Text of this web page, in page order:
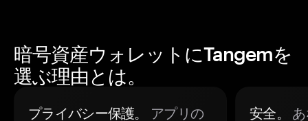
暗号資産ウォレットにTangemを
選ぶ理由とは。
プライバシー保護。 アプリの 安全。